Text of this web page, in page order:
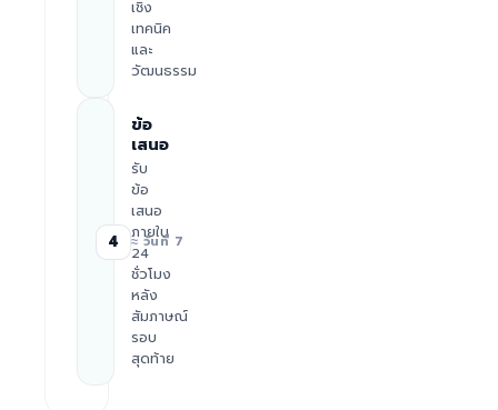
เชิง
เทคนิค
และ
วัฒนธรรม
4
ข้อ
เสนอ
รับ
ข้อ
เสนอ
ภายใน
24
ชั่วโมง
หลัง
สัมภาษณ์
รอบ
สุดท้าย
≈ วันที่ 7